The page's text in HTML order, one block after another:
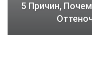
5 Причин,